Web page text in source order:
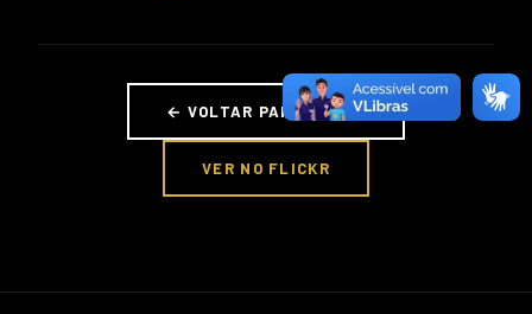
← VOLTAR PARA FOTOS
VER NO FLICKR